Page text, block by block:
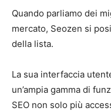
Quando parliamo dei
mercato, Seozen si
della lista.
La sua interfaccia
un’ampia gamma di
SEO non solo più